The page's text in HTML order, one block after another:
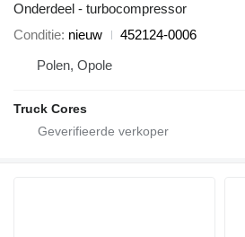
Onderdeel - turbocompressor
Conditie nieuw
452124-0006
Polen, Opole
Truck Cores